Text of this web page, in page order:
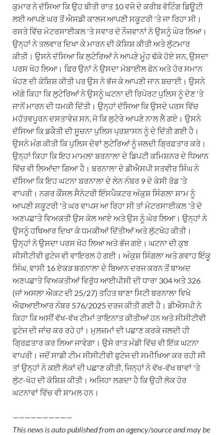
ਕੁਮਾਰ ਨੇ ਦੱਸਿਆ ਕਿ ਉਹ ਬੀਤੀ ਰਾਤ 10 ਵਜੇ ਦੇ ਕਰੀਬ ਵੋਟਿੰਗ ਡਿਊਟੀ
ਲਈ ਆਪਣੇ ਘਰ ਤੋਂ ਐਸਡੀ ਕਾਲਜ ਆਪਣੀ ਸਕੂਟਰੀ 'ਤੇ ਜਾ ਰਿਹਾ ਸੀ।
ਰਸਤੇ ਵਿੱਚ ਮੋਟਰਸਾਈਕਲ 'ਤੇ ਸਵਾਰ ਦੋ ਨੌਜਵਾਨਾਂ ਨੇ ਉਸਨੂੰ ਘੇਰ ਲਿਆ।
ਉਨ੍ਹਾਂ ਨੇ ਤਲਵਾਰ ਦਿਖਾ ਕੇ ਮਾਰਨ ਦੀ ਕੋਸ਼ਿਸ਼ ਕੀਤੀ ਅਤੇ ਲੁੱਟਮਾਰ
ਕੀਤੀ। ਉਸਨੇ ਦੱਸਿਆ ਕਿ ਲੁਟੇਰਿਆਂ ਨੇ ਆਪਣੇ ਮੂੰਹ ਢੱਕੇ ਹੋਏ ਸਨ, ਉਸਦਾ
ਪਰਸ ਖੋਹ ਲਿਆ। ਫਿਰ ਉਨਾਂ ਨੇ ਉਸਦਾ ਮੋਬਾਈਲ ਫੋਨ ਅਤੇ ਹੋਰ ਸਮਾਨ
ਖੋਹਣ ਦੀ ਕੋਸ਼ਿਸ਼ ਕੀਤੀ ਪਰ ਉਸ ਨੇ ਭੱਜ ਕੇ ਆਪਣੀ ਜਾਨ ਬਚਾਈ। ਉਸਨੇ
ਅੱਗੇ ਕਿਹਾ ਕਿ ਲੁਟੇਰਿਆਂ ਨੇ ਉਸਨੂੰ ਘਟਨਾ ਦੀ ਰਿਪੋਰਟ ਪੁਲਿਸ ਨੂੰ ਦੇਣ 'ਤੇ
ਜਾਨੋਂ ਮਾਰਨ ਦੀ ਧਮਕੀ ਦਿੱਤੀ। ਉਨ੍ਹਾਂ ਦੱਸਿਆ ਕਿ ਉਸਦੇ ਪਰਸ ਵਿੱਚ
ਮਹੱਤਵਪੂਰਨ ਦਸਤਾਵੇਜ਼ ਸਨ, ਜੋ ਕਿ ਲੁਟੇਰੇ ਆਪਣੇ ਨਾਲ ਲੈ ਗਏ। ਉਸਨੇ
ਦੱਸਿਆ ਕਿ ਡਕੈਤੀ ਦੀ ਸੂਚਨਾ ਪੁਲਿਸ ਪ੍ਰਸ਼ਾਸਨ ਨੂੰ ਦੇ ਦਿੱਤੀ ਗਈ ਹੈ।
ਉਸਨੇ ਮੰਗ ਕੀਤੀ ਕਿ ਪੁਲਿਸ ਦੋਵਾਂ ਲੁਟੇਰਿਆਂ ਨੂੰ ਜਲਦੀ ਗ੍ਰਿਫ਼ਤਾਰ ਕਰੇ।
ਉਨ੍ਹਾਂ ਕਿਹਾ ਕਿ ਇਹ ਮਾਮਲਾ ਬਰਨਾਲਾ ਦੇ ਡਿਪਟੀ ਕਮਿਸ਼ਨਰ ਦੇ ਧਿਆਨ
ਵਿੱਚ ਵੀ ਲਿਆਂਦਾ ਗਿਆ ਹੈ। ਬਰਨਾਲਾ ਦੇ ਡੀਐਸਪੀ ਸਤਵੀਰ ਸਿੰਘ ਨੇ
ਦੱਸਿਆ ਕਿ ਇਹ ਘਟਨਾ ਬਰਨਾਲਾ ਦੇ ਲੇਨ ਨੰਬਰ 9 ਦੇ ਕੇਸੀ ਰੋਡ 'ਤੇ
ਵਾਪਰੀ। ਨਗਰ ਕੌਂਸਲ ਸੈਨੇਟਰੀ ਇੰਸਪੈਕਟਰ ਅੰਕੁਸ਼ ਸਿੰਗਲਾ ਸ਼ਾਮ ਨੂੰ
ਆਪਣੀ ਸਕੂਟਰੀ 'ਤੇ ਘਰ ਵਾਪਸ ਆ ਰਿਹਾ ਸੀ ਤਾਂ ਮੋਟਰਸਾਈਕਲ 'ਤੇ ਦੋ
ਅਣਪਛਾਤੇ ਵਿਅਕਤੀ ਉਸ ਕੋਲ ਆਏ ਅਤੇ ਉਸ ਨੂੰ ਘੇਰ ਲਿਆ। ਉਨ੍ਹਾਂ ਨੇ
ਉਸਨੂੰ ਹਥਿਆਰ ਦਿਖਾ ਕੇ ਧਮਕੀਆਂ ਦਿੱਤੀਆਂ ਅਤੇ ਲੁੱਟਖੋਹ ਕੀਤੀ।
ਉਨ੍ਹਾਂ ਨੇ ਉਸਦਾ ਪਰਸ ਖੋਹ ਲਿਆ ਅਤੇ ਭੱਜ ਗਏ। ਘਟਨਾ ਦੀ ਕੁਝ
ਸੀਸੀਟੀਵੀ ਫੁਟੇਜ ਵੀ ਵਾਇਰਲ ਹੋ ਗਈ। ਅੰਕੁਸ਼ ਸਿੰਗਲਾ ਅਤੇ ਗਵਾਹ ਇੰਕੂ
ਸਿੰਘ, ਵਾਸੀ 16 ਏਕੜ ਬਰਨਾਲਾ ਦੇ ਬਿਆਨ ਦਰਜ ਕਰਨ ਤੋਂ ਬਾਅਦ
ਅਣਪਛਾਤੇ ਵਿਅਕਤੀਆਂ ਵਿਰੁੱਧ ਆਈਪੀਸੀ ਦੀ ਧਾਰਾ 304 ਅਤੇ 326
(ਜਾਂ ਅਸਲਾ ਐਕਟ ਦੀ 25/27) ਤਹਿਤ ਥਾਣਾ ਸਿਟੀ ਬਰਨਾਲਾ ਵਿਖੇ
ਐਫਆਈਆਰ ਨੰਬਰ 576/2025 ਦਰਜ ਕੀਤੀ ਗਈ ਹੈ। ਡੀਐਸਪੀ ਨੇ
ਕਿਹਾ ਕਿ ਅਸੀਂ ਵੱਖ-ਵੱਖ ਟੀਮਾਂ ਤਾਇਨਾਤ ਕੀਤੀਆਂ ਹਨ ਅਤੇ ਸੀਸੀਟੀਵੀ
ਫੁਟੇਜ ਦੀ ਜਾਂਚ ਕਰ ਰਹੇ ਹਾਂ। ਮੁਲਜ਼ਮਾਂ ਦੀ ਪਛਾਣ ਕਰਕੇ ਜਲਦੀ ਹੀ
ਗ੍ਰਿਫ਼ਤਾਰ ਕਰ ਲਿਆ ਜਾਵੇਗਾ। ਉਸੇ ਰਾਤ ਮੰਡੀ ਵਿੱਚ ਵੀ ਇੱਕ ਘਟਨਾ
ਵਾਪਰੀ। ਜਦੋਂ ਸਾਡੀ ਟੀਮ ਸੀਸੀਟੀਵੀ ਫੁਟੇਜ ਦੀ ਸਮੀਖਿਆ ਕਰ ਰਹੀ ਸੀ
ਤਾਂ ਉਨ੍ਹਾਂ ਨੇ ਕਈ ਲੋਕਾਂ ਦੀ ਪਛਾਣ ਕੀਤੀ, ਜਿਨ੍ਹਾਂ ਨੇ ਵੱਖ-ਵੱਖ ਥਾਵਾਂ 'ਤੇ
ਲੁੱਟ-ਖੋਹ ਦੀ ਕੋਸ਼ਿਸ਼ ਕੀਤੀ। ਅਜਿਹਾ ਲਗਦਾ ਹੈ ਕਿ ਉਹੀ ਲੋਕ ਹੋਰ
ਘਟਨਾਵਾਂ ਵਿੱਚ ਵੀ ਸ਼ਾਮਲ ਹਨ।
——————————
This news is auto published from an agency/source and may be